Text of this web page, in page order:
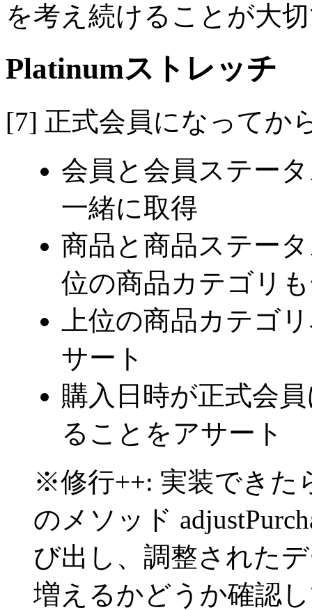
を考え続けることが大
Platinumストレッチ
[7] 正式会員になってか
会員と会員ステー
一緒に取得
商品と商品ステー
位の商品カテゴリ
上位の商品カテゴ
サート
購入日時が正式会
ることをアサート
※修行++: 実装できた
のメソッド
び出し、調整された
増えるかどうか確認